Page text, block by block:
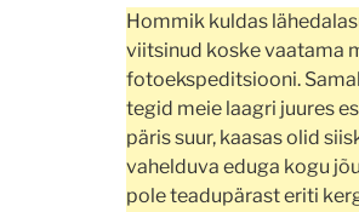
Hommik kuldas
viitsinud koske vaatama
fotoekspeditsiooni.
tegid meie laagri juures
päris suur, kaasas olid
vahelduva eduga kogu
pole teadupärast eriti